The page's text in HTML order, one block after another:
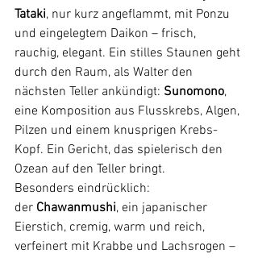
Tataki, nur kurz angeflammt, mit Ponzu
und eingelegtem Daikon – frisch,
rauchig, elegant. Ein stilles Staunen geht
durch den Raum, als Walter den
nächsten Teller ankündigt: Sunomono,
eine Komposition aus Flusskrebs, Algen,
Pilzen und einem knusprigen Krebs-
Kopf. Ein Gericht, das spielerisch den
Ozean auf den Teller bringt.
Besonders eindrücklich:
der Chawanmushi, ein japanischer
Eierstich, cremig, warm und reich,
verfeinert mit Krabbe und Lachsrogen –